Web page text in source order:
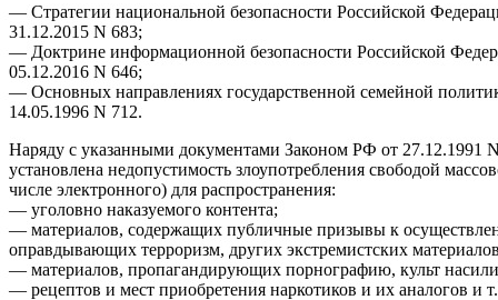
— Стратегии национальной безопасности Российской
31.12.2015 N 683;
— Доктрине информационной безопасности Российской
05.12.2016 N 646;
— Основных направлениях государственной семейной
14.05.1996 N 712.
Наряду с указанными документами Законом РФ от 27.12.1991
установлена недопустимость злоупотребления свободой
числе электронного) для распространения:
— уголовно наказуемого контента;
— материалов, содержащих публичные призывы к
оправдывающих терроризм, других экстремистских
— материалов, пропагандирующих порнографию, культ
— рецептов и мест приобретения наркотиков и их аналогов и